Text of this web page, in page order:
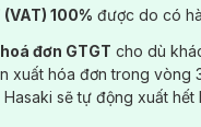
100% được do có
đơn GTGT cho dù
xuất hóa đơn trong vòng
sẽ tự động xuất